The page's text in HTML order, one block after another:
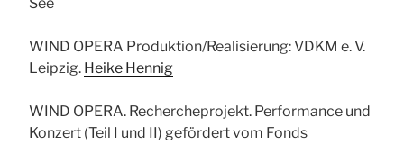
WIND OPERA Produktion/Realisierung: VDKM e. V.
Leipzig. Heike Hennig
WIND OPERA. Rechercheprojekt. Performance und
Konzert (Teil I und II) gefördert vom Fonds